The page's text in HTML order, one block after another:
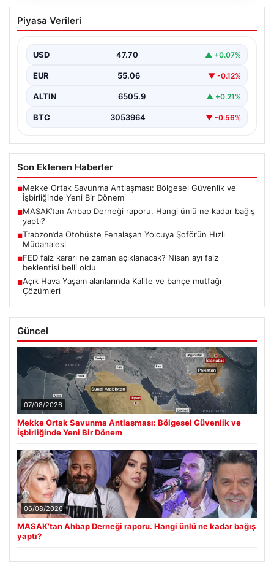
MASAK’tan Ahbap Derneği raporu.
Hangi ünlü ne kadar bağış yaptı?
Bağışları ve Paranın Akibeti", "content": "Son dönemde
kamuoyunun…
Piyasa Verileri
USD 47.70 ▲ +0.07%
EUR 55.06 ▼ -0.12%
ALTIN 6505.9 ▲ +0.21%
BTC 3053964 ▼ -0.56%
Son Eklenen Haberler
■Mekke Ortak Savunma Antlaşması: Bölgesel Güvenlik ve
İşbirliğinde Yeni Bir Dönem
■MASAK’tan Ahbap Derneği raporu. Hangi ünlü ne kadar bağış
yaptı?
■Trabzon’da Otobüste Fenalaşan Yolcuya Şoförün Hızlı
Müdahalesi
■FED faiz kararı ne zaman açıklanacak? Nisan ayı faiz
beklentisi belli oldu
■Açık Hava Yaşam alanlarında Kalite ve bahçe mutfağı
Çözümleri
Güncel
07/08/2026
Mekke Ortak Savunma Antlaşması: Bölgesel Güvenlik ve
İşbirliğinde Yeni Bir Dönem
06/08/2026
MASAK’tan Ahbap Derneği raporu. Hangi ünlü ne kadar bağış
yaptı?